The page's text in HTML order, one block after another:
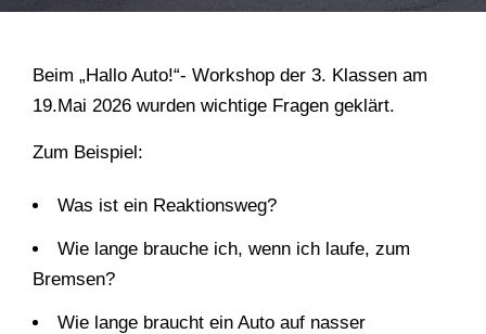
Beim „Hallo Auto!“- Workshop der 3. Klassen am
19.Mai 2026 wurden wichtige Fragen geklärt.
Zum Beispiel:
Was ist ein Reaktionsweg?
Wie lange brauche ich, wenn ich laufe, zum
Bremsen?
Wie lange braucht ein Auto auf nasser